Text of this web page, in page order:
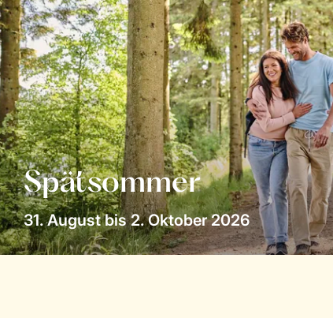
Spätsommer
31. August bis 2. Oktober 2026